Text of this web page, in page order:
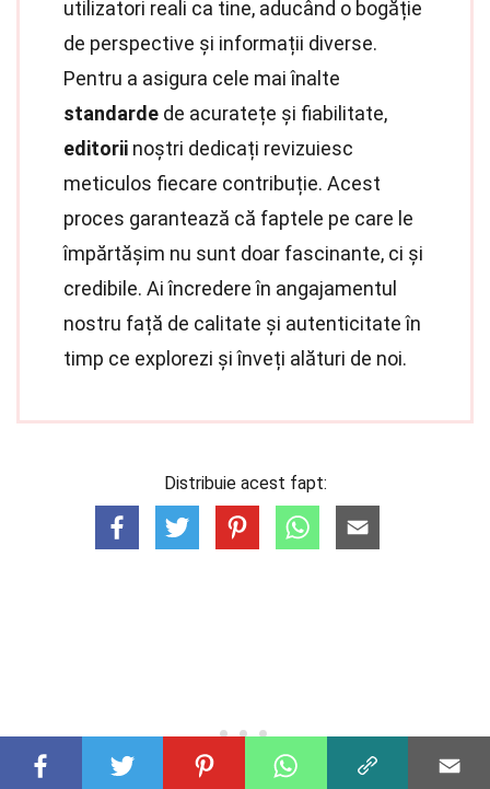
utilizatori reali ca tine, aducând o bogăție
de perspective și informații diverse.
Pentru a asigura cele mai înalte
standarde de acuratețe și fiabilitate,
editorii noștri dedicați revizuiesc
meticulos fiecare contribuție. Acest
proces garantează că faptele pe care le
împărtășim nu sunt doar fascinante, ci și
credibile. Ai încredere în angajamentul
nostru față de calitate și autenticitate în
timp ce explorezi și înveți alături de noi.
Distribuie acest fapt: